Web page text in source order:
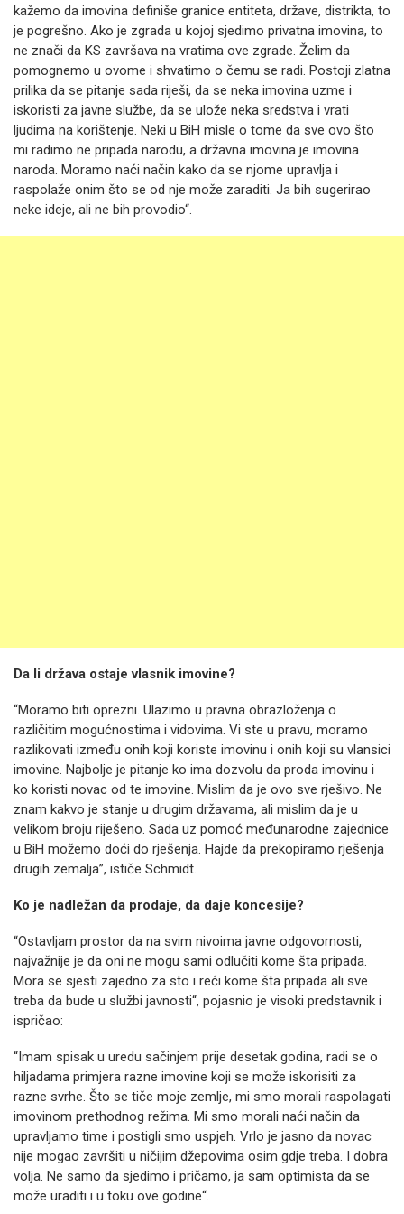
kažemo da imovina definiše granice entiteta, države, distrikta, to
je pogrešno. Ako je zgrada u kojoj sjedimo privatna imovina, to
ne znači da KS završava na vratima ove zgrade. Želim da
pomognemo u ovome i shvatimo o čemu se radi. Postoji zlatna
prilika da se pitanje sada riješi, da se neka imovina uzme i
iskoristi za javne službe, da se ulože neka sredstva i vrati
ljudima na korištenje. Neki u BiH misle o tome da sve ovo što
mi radimo ne pripada narodu, a državna imovina je imovina
naroda. Moramo naći način kako da se njome upravlja i
raspolaže onim što se od nje može zaraditi. Ja bih sugerirao
neke ideje, ali ne bih provodio“.
Da li država ostaje vlasnik imovine?
“Moramo biti oprezni. Ulazimo u pravna obrazloženja o
različitim mogućnostima i vidovima. Vi ste u pravu, moramo
razlikovati između onih koji koriste imovinu i onih koji su vlansici
imovine. Najbolje je pitanje ko ima dozvolu da proda imovinu i
ko koristi novac od te imovine. Mislim da je ovo sve rješivo. Ne
znam kakvo je stanje u drugim državama, ali mislim da je u
velikom broju riješeno. Sada uz pomoć međunarodne zajednice
u BiH možemo doći do rješenja. Hajde da prekopiramo rješenja
drugih zemalja”, ističe Schmidt.
Ko je nadležan da prodaje, da daje koncesije?
“Ostavljam prostor da na svim nivoima javne odgovornosti,
najvažnije je da oni ne mogu sami odlučiti kome šta pripada.
Mora se sjesti zajedno za sto i reći kome šta pripada ali sve
treba da bude u službi javnosti“, pojasnio je visoki predstavnik i
ispričao:
“Imam spisak u uredu sačinjem prije desetak godina, radi se o
hiljadama primjera razne imovine koji se može iskorisiti za
razne svrhe. Što se tiče moje zemlje, mi smo morali raspolagati
imovinom prethodnog režima. Mi smo morali naći način da
upravljamo time i postigli smo uspjeh. Vrlo je jasno da novac
nije mogao završiti u ničijim džepovima osim gdje treba. I dobra
volja. Ne samo da sjedimo i pričamo, ja sam optimista da se
može uraditi i u toku ove godine“.